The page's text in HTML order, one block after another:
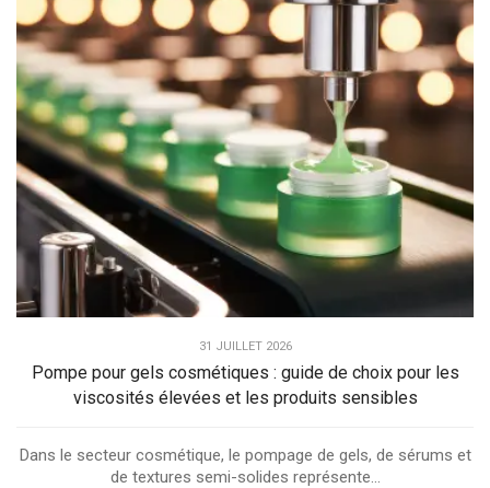
31 JUILLET 2026
Pompe pour gels cosmétiques : guide de choix pour les
viscosités élevées et les produits sensibles
Dans le secteur cosmétique, le pompage de gels, de sérums et
de textures semi-solides représente...